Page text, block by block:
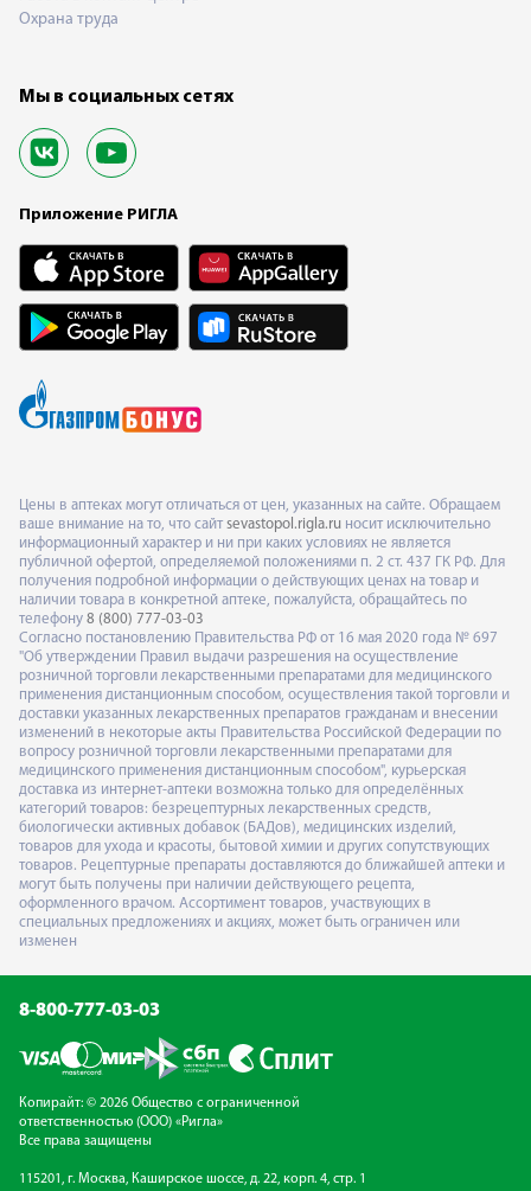
Охрана труда
Мы в социальных сетях
Приложение РИГЛА
Цены в аптеках могут отличаться от цен, указанных на сайте. Обращаем
ваше внимание на то, что сайт sevastopol.rigla.ru носит исключительно
информационный характер и ни при каких условиях не является
публичной офертой, определяемой положениями п. 2 ст. 437 ГК РФ. Для
получения подробной информации о действующих ценах на товар и
наличии товара в конкретной аптеке, пожалуйста, обращайтесь по
телефону 8 (800) 777-03-03
Согласно постановлению Правительства РФ от 16 мая 2020 года № 697
"Об утверждении Правил выдачи разрешения на осуществление
розничной торговли лекарственными препаратами для медицинского
применения дистанционным способом, осуществления такой торговли и
доставки указанных лекарственных препаратов гражданам и внесении
изменений в некоторые акты Правительства Российской Федерации по
вопросу розничной торговли лекарственными препаратами для
медицинского применения дистанционным способом", курьерская
доставка из интернет-аптеки возможна только для определённых
категорий товаров: безрецептурных лекарственных средств,
биологически активных добавок (БАДов), медицинских изделий,
товаров для ухода и красоты, бытовой химии и других сопутствующих
товаров. Рецептурные препараты доставляются до ближайшей аптеки и
могут быть получены при наличии действующего рецепта,
оформленного врачом. Ассортимент товаров, участвующих в
специальных предложениях и акциях, может быть ограничен или
изменен
8-800-777-03-03
Копирайт: © 2026 Общество с ограниченной
ответственностью (ООО) «Ригла»
Все права защищены
115201, г. Москва, Каширское шоссе, д. 22, корп. 4, стр. 1